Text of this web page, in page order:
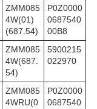
ZMM085
4W(01)
(687.54)
P0Z0000
0687540
00B8
ZMM085
4W(687.
54)
5900215
022970
ZMM085
4WRU(0
P0Z0000
0687540